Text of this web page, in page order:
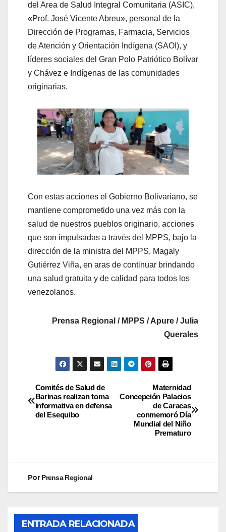
del Area de Salud Integral Comunitaria (ASIC),
«Prof. José Vicente Abreu», personal de la
Dirección de Programas, Farmacia, Servicios
de Atención y Orientación Indígena (SAOI), y
líderes sociales del Gran Polo Patriótico Bolívar
y Chávez e Indígenas de las comunidades
originarias.
Con estas acciones el Gobierno Bolivariano, se
mantiene comprometido una vez más con la
salud de nuestros pueblos originario, acciones
que son impulsadas a través del MPPS, bajo la
dirección de la ministra del MPPS, Magaly
Gutiérrez Viña, en aras de continuar brindando
una salud gratuita y de calidad para todos los
venezolanos.
Prensa Regional / MPPS / Apure / Julia
Querales
Maternidad
Concepción Palacios
de Caracas
conmemoró Día
Mundial del Niño
Prematuro
Comités de Salud de
Barinas realizan toma
informativa en defensa
del Esequibo
PorPrensa Regional
ENTRADA RELACIONADA